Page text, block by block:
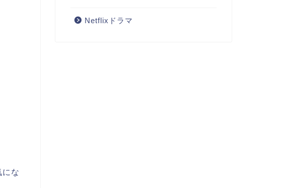
にな
Netflixドラマ